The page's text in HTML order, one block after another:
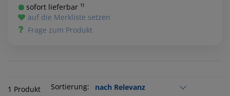
sofort lieferbar ¹⁾
auf die Merkliste setzen
Frage zum Produkt
1 Produkt Sortierung: